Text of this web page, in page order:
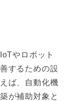
やロボット
するための設
ば、自動化機
が補助対象と